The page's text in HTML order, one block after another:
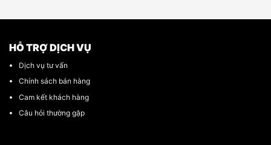
HỖ TRỢ DỊCH VỤ
Dịch vụ tư vấn
Chính sách bán hàng
Cam kết khách hàng
Câu hỏi thường gặp